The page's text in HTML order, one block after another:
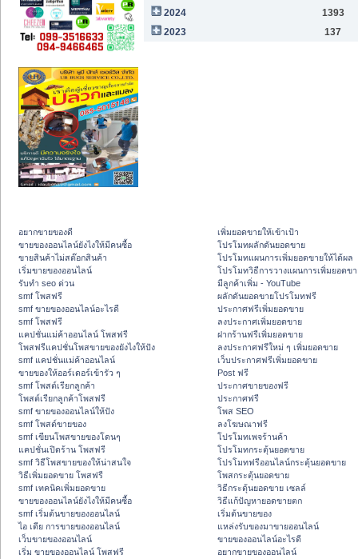
2024
1393
2023
137
อยากขายของดี
ขายของออนไลน์ยังไงให้มีคนซื้อ
ขายสินค้าไม่สต๊อกสินค้า
เริ่มขายของออนไลน์
รับทำ seo ด่วน
smf โพสฟรี
smf ขายของออนไลน์อะไรดี
smf โพสฟรี
แคปชั่นแม่ค้าออนไลน์ โพสฟรี
โพสฟรีแคปชั่นโพสขายของยังไงให้ปัง
smf แคปชั่นแม่ค้าออนไลน์
ขายของให้ออร์เดอร์เข้ารัว ๆ
smf โพสต์เรียกลูกค้า
โพสต์เรียกลูกค้าโพสฟรี
smf ขายของออนไลน์ให้ปัง
smf โพสต์ขายของ
smf เขียนโพสขายของโดนๆ
แคปชั่นเปิดร้าน โพสฟรี
smf วิธีโพสขายของให้น่าสนใจ
วิธีเพิ่มยอดขาย โพสฟรี
smf เทคนิคเพิ่มยอดขาย
ขายของออนไลน์ยังไงให้มีคนซื้อ
smf เริ่มต้นขายของออนไลน์
ไอ เดีย การขายของออนไลน์
เว็บขายของออนไลน์
เริ่ม ขายของออนไลน์ โพสฟรี
เพิ่มยอดขายให้เข้าเป้า
โปรโมทผลักดันยอดขาย
โปรโมทแผนการเพิ่มยอดขายให้ได้ผล
โปรโมทวิธีการวางแผนการเพิ่มยอดข
มีลูกค้าเพิ่ม - YouTube
ผลักดันยอดขายโปรโมทฟรี
ประกาศฟรีเพิ่มยอดขาย
ลงประกาศเพิ่มยอดขาย
ฝากร้านฟรีเพิ่มยอดขาย
ลงประกาศฟรีใหม่ ๆ เพิ่มยอดขาย
เว็บประกาศฟรีเพิ่มยอดขาย
Post ฟรี
ประกาศขายของฟรี
ประกาศฟรี
โพส SEO
ลงโฆษณาฟรี
โปรโมทเพจร้านค้า
โปรโมทกระตุ้นยอดขาย
โปรโมทฟรีออนไลน์กระตุ้นยอดขาย
โพสกระตุ้นยอดขาย
วิธีกระตุ้นยอดขาย เซลล์
วิธีแก้ปัญหายอดขายตก
เริ่มต้นขายของ
แหล่งรับของมาขายออนไลน์
ขายของออนไลน์อะไรดี
อยากขายของออนไลน์